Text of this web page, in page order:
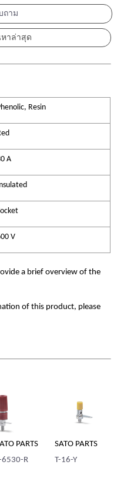
ถาม
Resin
A
V
a brief overview of the
of this product, please
PARTS
6530-R
SATO PARTS
T-16-Y